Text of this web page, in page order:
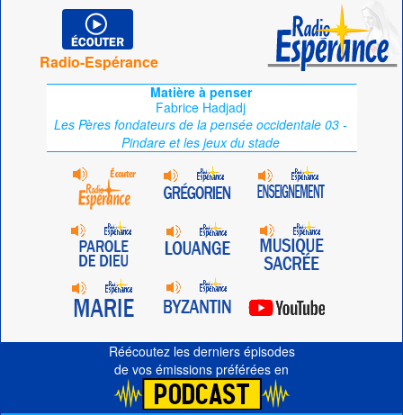
Radio-Espérance
Matière à penser
Fabrice Hadjadj
Les Pères fondateurs de la pensée occidentale 03 -
Pindare et les jeux du stade
Réécoutez les derniers épisodes
de vos émissions préférées en